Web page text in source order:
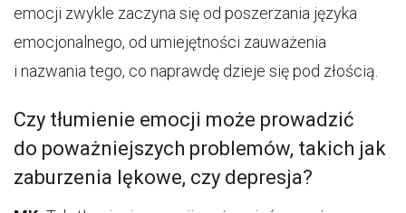
emocji zwykle zaczyna się od poszerzania języka
emocjonalnego, od umiejętności zauważenia
i nazwania tego, co naprawdę dzieje się pod złością.
Czy tłumienie emocji może prowadzić
do poważniejszych problemów, takich jak
zaburzenia lękowe, czy depresja?